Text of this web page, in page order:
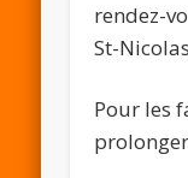
rendez-
St-
Pour les